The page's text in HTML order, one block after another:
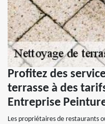
Profitez des
terrasse à des
Entreprise
Les propriétaires de restaurants